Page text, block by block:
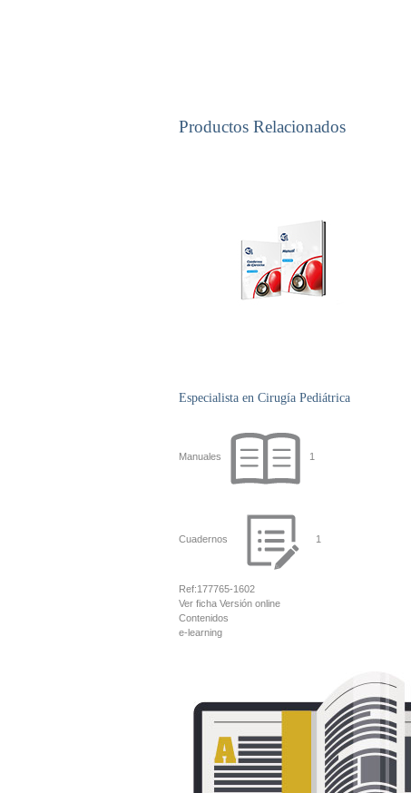
Productos Relacionados
Especialista en Cirugía Pediátrica
Manuales 1
Cuadernos 1
Ref:177765-1602
Ver ficha Versión online
Contenidos
e-learning